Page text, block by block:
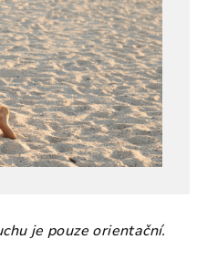
je pouze orientační.